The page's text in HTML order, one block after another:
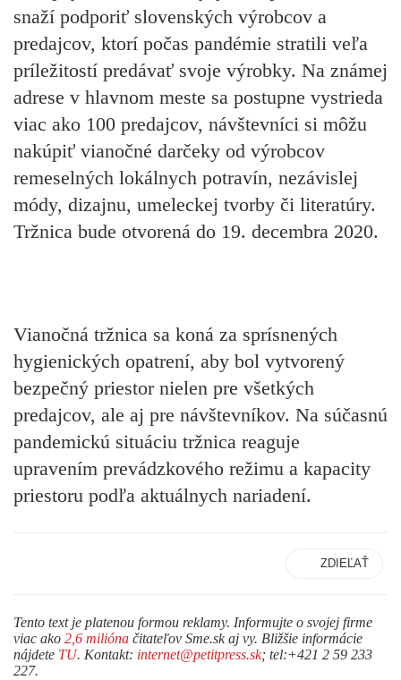
snaží podporiť slovenských výrobcov a
predajcov, ktorí počas pandémie stratili veľa
príležitostí predávať svoje výrobky. Na známej
adrese v hlavnom meste sa postupne vystrieda
viac ako 100 predajcov, návštevníci si môžu
nakúpiť vianočné darčeky od výrobcov
remeselných lokálnych potravín, nezávislej
módy, dizajnu, umeleckej tvorby či literatúry.
Tržnica bude otvorená do 19. decembra 2020.
Vianočná tržnica sa koná za sprísnených
hygienických opatrení, aby bol vytvorený
bezpečný priestor nielen pre všetkých
predajcov, ale aj pre návštevníkov. Na súčasnú
pandemickú situáciu tržnica reaguje
upravením prevádzkového režimu a kapacity
priestoru podľa aktuálnych nariadení.
ZDIEĽAŤ
Tento text je platenou formou reklamy. Informujte o svojej firme
viac ako 2,6 milióna čitateľov Sme.sk aj vy. Bližšie informácie
nájdete TU. Kontakt: internet@petitpress.sk; tel:+421 2 59 233
227.